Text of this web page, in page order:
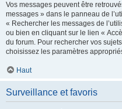
Vos messages peuvent être
messages » dans le panneau de
« Rechercher les messages de
ou bien en cliquant sur le lien «
du forum. Pour rechercher vos
choisissez les paramètres
Haut
Surveillance et favoris